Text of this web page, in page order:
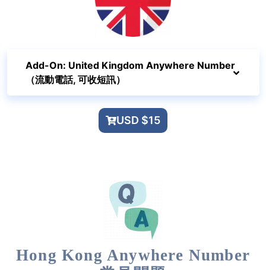
Add-On: United Kingdom Anywhere Number
（流動電話, 可收短訊）
USD $15
Hong Kong Anywhere Number